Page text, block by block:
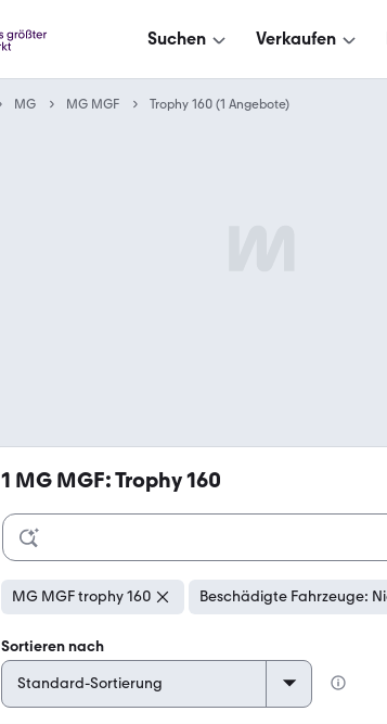
Suchen Verkaufen
MG MG MGF Trophy 160 (1 Angebote)
1 MG MGF: Trophy 160
MG MGF trophy 160 Beschädigte Fahrzeuge:
Sortieren nach